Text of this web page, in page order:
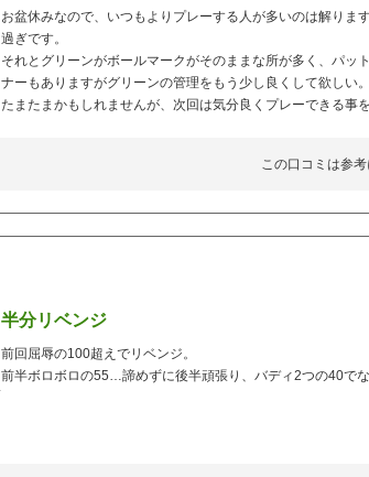
お盆休みなので、いつもよりプレーする人が多いのは解りま
過ぎです。
それとグリーンがボールマークがそのままな所が多く、パッ
ナーもありますがグリーンの管理をもう少し良くして欲しい。
たまたまかもしれませんが、次回は気分良くプレーできる事を
この口コミは参
半分リベンジ
前回屈辱の100超えでリベンジ。
前半ボロボロの55…諦めずに後半頑張り、バディ2つの40でな